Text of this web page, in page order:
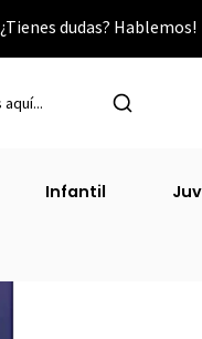
¿Tienes dudas? Hablemos!
Infantil